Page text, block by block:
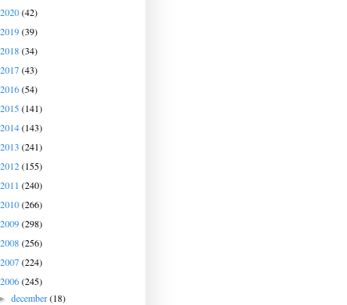
2020(42)
2019(39)
2018(34)
2017(43)
2016(54)
2015(141)
2014(143)
2013 (241)
2012(155)
2011 (240)
2010(266)
2009(298)
2008(256)
2007(224)
2006(245)
december(18)